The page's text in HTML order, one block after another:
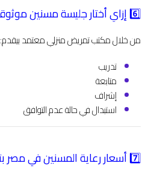
6️⃣ إزاي أختار جليسة مسنين موثوقة؟
من خلال مكتب تمريض منزلي معتمد بيقدم:
تدريب
متابعة
إشراف
استبدال في حالة عدم التوافق
7️⃣ أسعار رعاية المسنين في مصر بتبدأ من كام؟